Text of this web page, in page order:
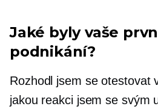
Jaké byly vaše
podnikání?
Rozhodl jsem se otestovat
jakou reakci jsem se svým